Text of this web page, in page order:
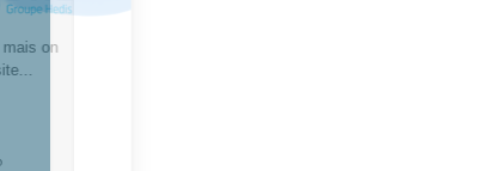
vous déranger, mais on
votre visite...
par